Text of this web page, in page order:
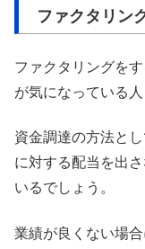
ファクタリン
ファクタリングを
が気になっている
資金調達の方法と
に対する配当を出
いるでしょう。
業績が良くない場